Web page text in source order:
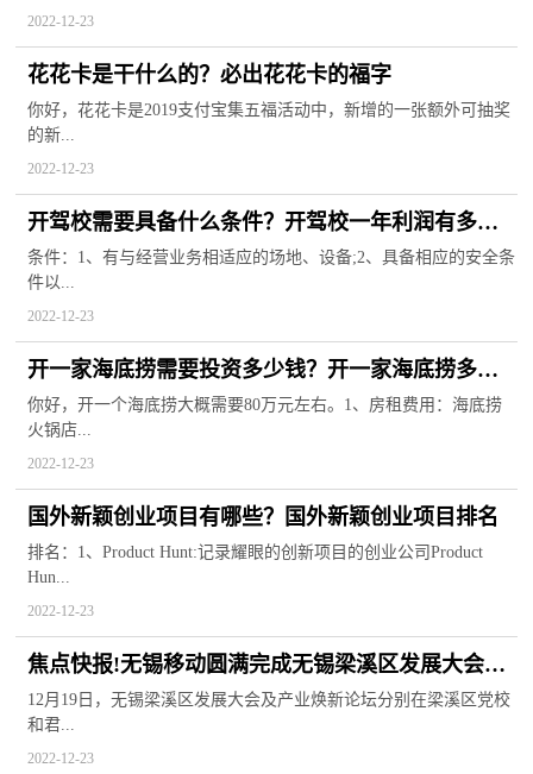
2022-12-23
花花卡是干什么的？必出花花卡的福字
你好，花花卡是2019支付宝集五福活动中，新增的一张额外可抽奖
的新...
2022-12-23
开驾校需要具备什么条件？开驾校一年利润有多
少？
条件：1、有与经营业务相适应的场地、设备;2、具备相应的安全条
件以...
2022-12-23
开一家海底捞需要投资多少钱？开一家海底捞多久
能回本？
你好，开一个海底捞大概需要80万元左右。1、房租费用：海底捞
火锅店...
2022-12-23
国外新颖创业项目有哪些？国外新颖创业项目排名
排名：1、Product Hunt:记录耀眼的创新项目的创业公司Product
Hun...
2022-12-23
焦点快报!无锡移动圆满完成无锡梁溪区发展大会技
术支撑和网络保障任务
12月19日，无锡梁溪区发展大会及产业焕新论坛分别在梁溪区党校
和君...
2022-12-23